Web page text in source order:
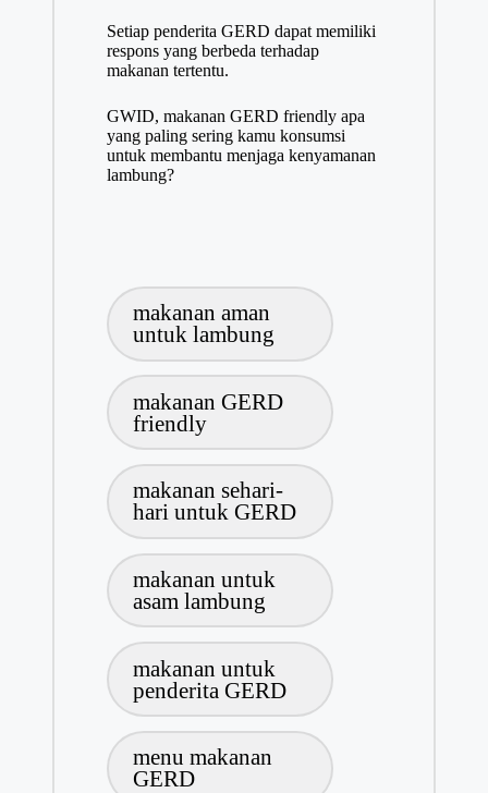
Setiap penderita GERD dapat memiliki
respons yang berbeda terhadap
makanan tertentu.
GWID, makanan GERD friendly apa
yang paling sering kamu konsumsi
untuk membantu menjaga kenyamanan
lambung?
makanan aman
untuk lambung
makanan GERD
friendly
makanan sehari-
hari untuk GERD
makanan untuk
asam lambung
makanan untuk
penderita GERD
menu makanan
GERD